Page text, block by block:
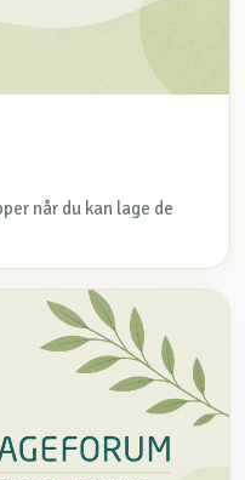
når du kan lage de